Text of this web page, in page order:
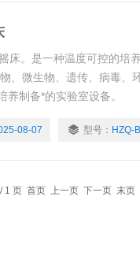
床。是一种温度可控的培
、微生物、遗传、病毒、
养制备*的实验室设备。
08-07 型号： HZQ-B
1 页 首页 上一页 下一页 末页